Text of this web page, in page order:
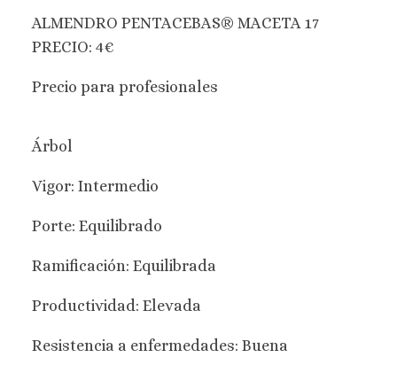
ALMENDRO PENTACEBAS® MACETA 17
PRECIO: 4€
Precio para profesionales
Árbol
Vigor: Intermedio
Porte: Equilibrado
Ramificación: Equilibrada
Productividad: Elevada
Resistencia a enfermedades: Buena